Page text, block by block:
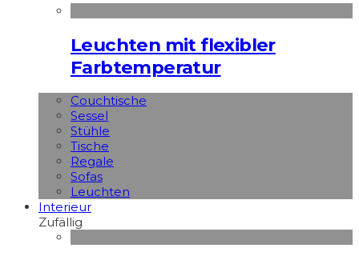
Leuchten mit flexibler
Farbtemperatur
Couchtische
Sessel
Stühle
Tische
Regale
Sofas
Leuchten
Interieur
Zufällig